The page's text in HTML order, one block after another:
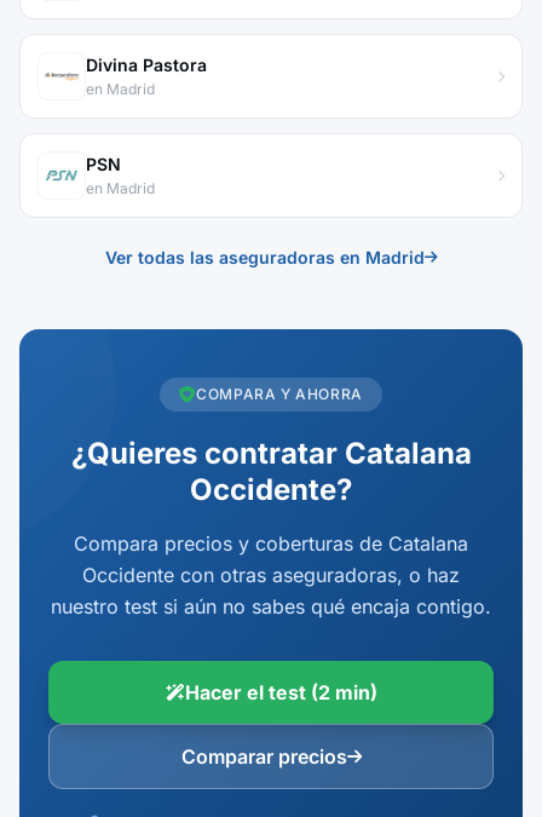
Divina Pastora
en Madrid
PSN
en Madrid
Ver todas las aseguradoras en Madrid
COMPARA Y AHORRA
¿Quieres contratar Catalana
Occidente?
Compara precios y coberturas de Catalana
Occidente con otras aseguradoras, o haz
nuestro test si aún no sabes qué encaja contigo.
Hacer el test (2 min)
Comparar precios